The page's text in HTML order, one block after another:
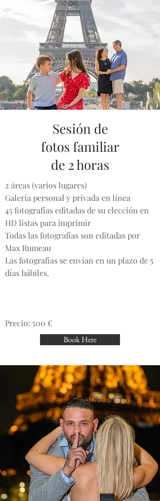
Sesión de
fotos familiar
de 2 horas
2 áreas (varios lugares)
Galería personal y privada en línea
45 fotografías editadas de su elección en
HD listas para imprimir
Todas las fotografías son editadas por
Max Rumeau
Las fotografías se envían en un plazo de 5
días hábiles.
Precio: 500 €
Book Here